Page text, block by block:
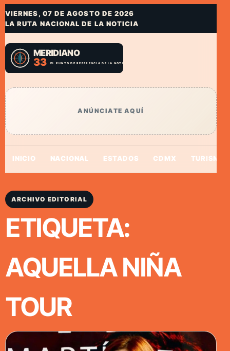
VIERNES, 07 DE AGOSTO DE 2026
LA RUTA NACIONAL DE LA NOTICIA
ANÚNCIATE AQUÍ
INICIO NACIONAL ESTADOS CDMX TURISMO
ARCHIVO EDITORIAL
ETIQUETA:
AQUELLA NIÑA
TOUR